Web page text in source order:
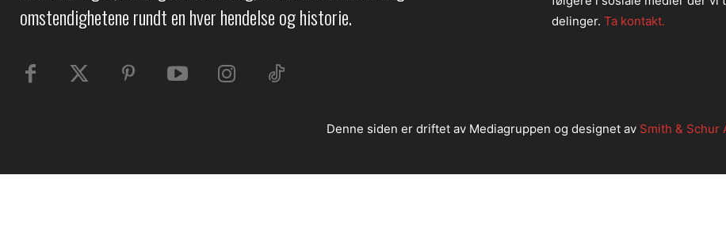
omstendighetene rundt en hver hendelse og historie.
delinger. Ta kontakt.
Denne siden er driftet av Mediagruppen og designet av Smith & Schur